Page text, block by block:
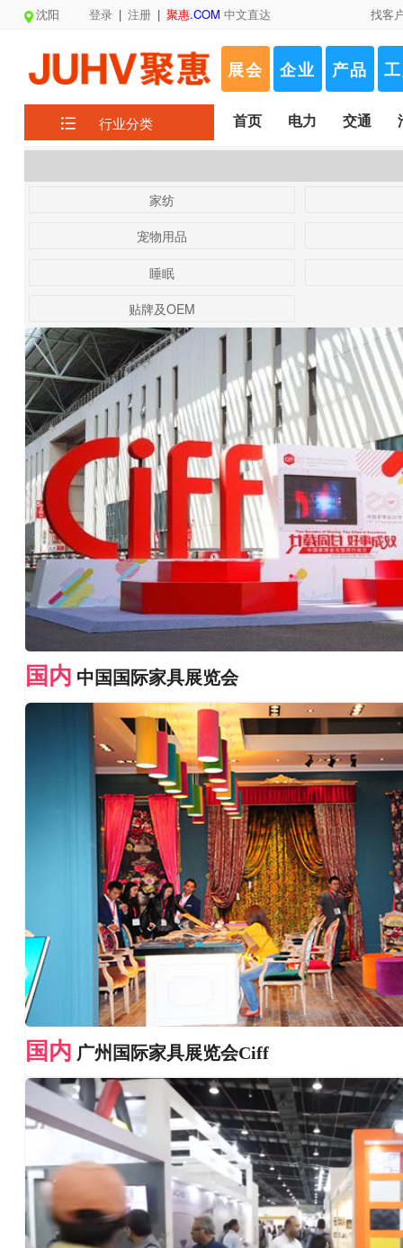
沈阳 登录 | 注册 | 聚惠.COM 中文直达 找客
展会 企业 产品
行业分类 首页 电力 交通
家纺
宠物用品
睡眠
贴牌及OEM
国内 中国国际家具展览会
国内 广州国际家具展览会Ciff